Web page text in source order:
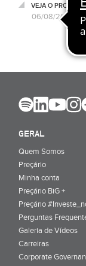
VEJA O
06/08/2026
GERAL
Quem Somos
Preçário
Minha conta
Preçário BiG +
Preçário
Perguntas
Galeria de Vídeos
Carreiras
Corporate